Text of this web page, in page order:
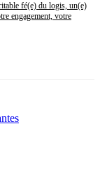
fé(e) du logis, un(e)
engagement, votre